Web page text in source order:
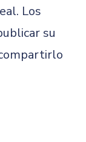
Los
su